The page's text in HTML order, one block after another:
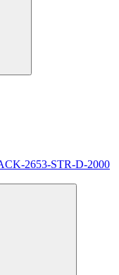
2653-STR-D-2000